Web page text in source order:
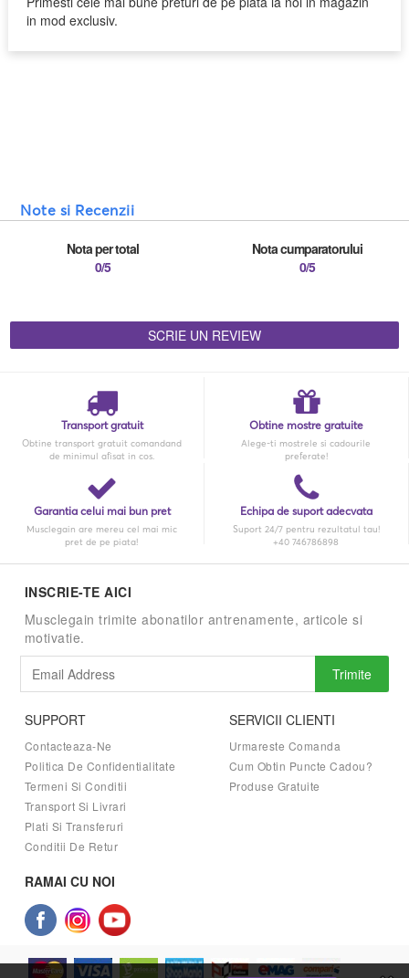
in mod exclusiv.
Note si Recenzii
Nota per total
0/5
Nota cumparatorului
0/5
SCRIE UN REVIEW
Transport gratuit
Obtine transport gratuit comandand
de minimul afisat in cos.
Obtine mostre gratuite
Alege-ti mostrele si cadourile
preferate!
Garantia celui mai bun pret
Musclegain are mereu cel mai mic
pret de pe piata!
Echipa de suport adecvata
Suport 24/7 pentru rezultatul tau!
+40 746786898
INSCRIE-TE AICI
Musclegain trimite abonatilor antrenamente, articole si
motivatie.
Trimite
SUPPORT
Contacteaza-Ne
Politica De Confidentialitate
Termeni Si Conditii
Transport Si Livrari
Plati Si Transferuri
Conditii De Retur
SERVICII CLIENTI
Urmareste Comanda
Cum Obtin Puncte Cadou?
Produse Gratuite
RAMAI CU NOI